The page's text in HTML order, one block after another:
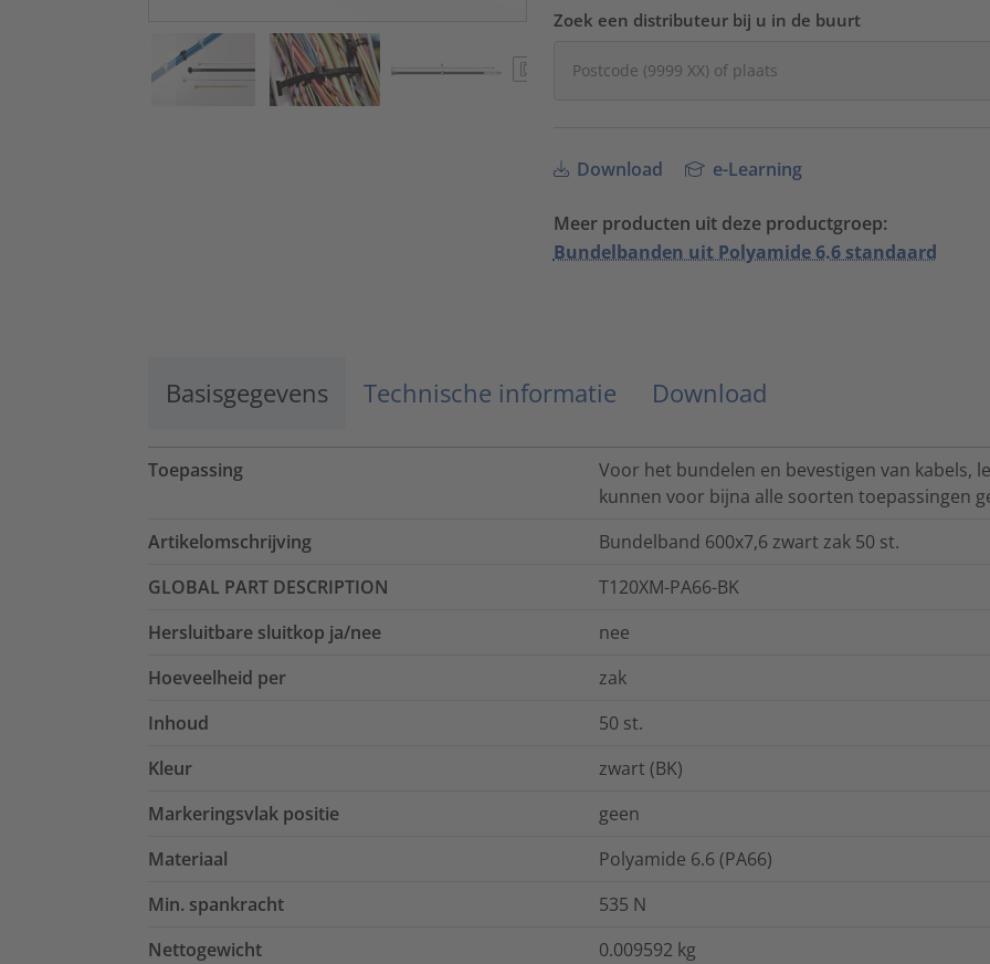
Zoek een distributeur bij u in de buurt
Download e-Learning
Meer producten uit deze productgroep:
Bundelbanden uit Polyamide 6.6 standaard
Basisgegevens Technische informatie Download
Toepassing
Voor het bundelen en bevestigen van kabels,
kunnen voor bijna alle soorten toepassingen
Artikelomschrijving
Bundelband 600x7,6 zwart zak 50 st.
GLOBAL PART DESCRIPTION
T120XM-PA66-BK
Hersluitbare sluitkop ja/nee
nee
Hoeveelheid per
zak
Inhoud
50 st.
Kleur
zwart (BK)
Markeringsvlak positie
geen
Materiaal
Polyamide 6.6 (PA66)
Min. spankracht
535 N
Nettogewicht
0.009592 kg